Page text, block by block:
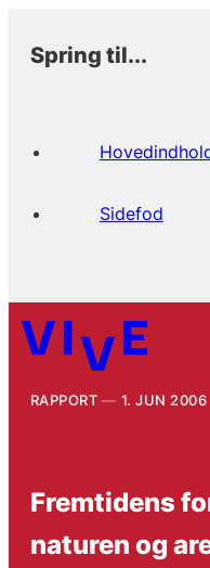
Spring til...
Sidefod
RAPPORT 1. JUN 2006
Fremtidens
naturen og